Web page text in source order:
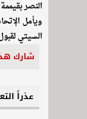
النصر بقيممة 25 ميون باوند في وقت سابق.
ويأمل
السيتي
شارك
عذراً